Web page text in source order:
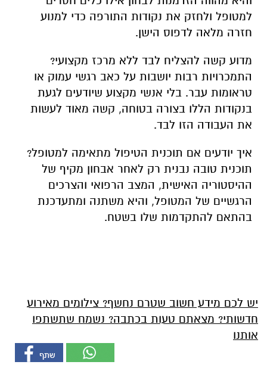
למטופל ולחזק את נקודות התורפה כדי למנוע
חזרה מלאה לדפוס הישן.
מדוע קשה להצליח לבד ללא מרכז מקצועי?
התמכרויות רבות יושבות על כאב רגשי עמוק או
טראומות עבר. בלי אנשי מקצוע שיודעים לגעת
בנקודות הללו בצורה בטוחה, קשה מאוד לעשות
את העבודה הזו לבד.
איך יודעים אם תוכנית הטיפול מתאימה למטופל?
תוכנית טובה נבנית רק לאחר אבחון מקיף של
ההיסטוריה האישית, המצב הרפואי והצרכים
הרגשיים של המטופל, והיא משתנה ומתעדכנת
בהתאם להתקדמות שלו בשטח.
יש לכם מידע חשוב שטרם נחשף? צילומים מאירוע
חדשותי? מצאתם טעות בכתבה? נשמח שתשתפו
אותנו